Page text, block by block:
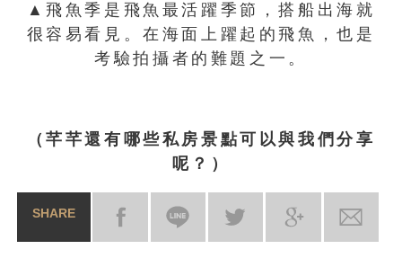
▲飛魚季是飛魚最活躍季節，搭船出海就
很容易看見。在海面上躍起的飛魚，也是
考驗拍攝者的難題之一。
（芊芊還有哪些私房景點可以與我們分享
呢？）
SHARE